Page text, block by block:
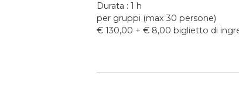
Durata : 1 h
per gruppi (max 30 persone)
€ 130,00 + € 8,00 biglietto di